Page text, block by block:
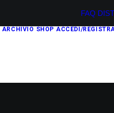
FAQ
ARCHIVIO SHOP ACCEDI/